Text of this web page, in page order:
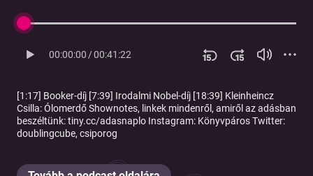
00:00:00/00:41:22
[1:17] Booker-díj [7:39] Irodalmi Nobel-díj [18:39] Kleinheincz
Csilla: Ólomerdő Shownotes, linkek mindenről, amiről az adásban
beszéltünk: tiny.cc/adasnaplo Instagram: Könyvpáros Twitter:
doublingcube, csiporog